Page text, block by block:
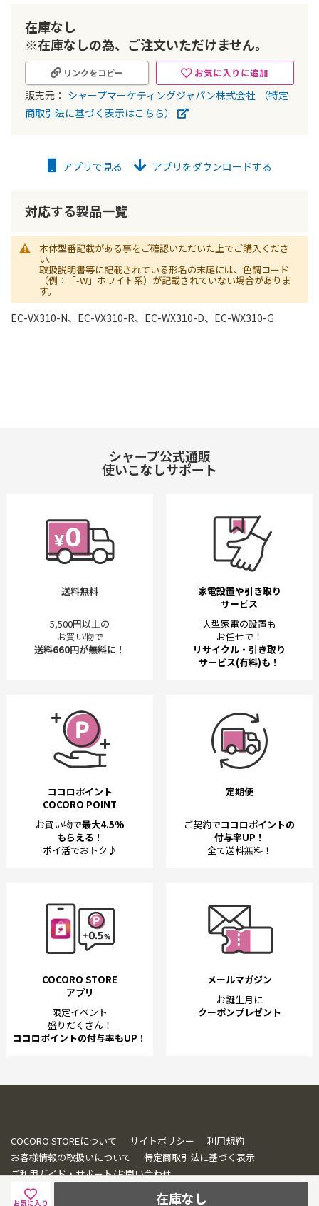
在庫なし
※在庫なしの為、ご注文いただけません。
お気に入りに追加
リンクをコピー
販売元： シャープマーケティングジャパン株式会社
（特定
商取引法に基づく表示はこちら）
動
アプリで見る アプリをダウンロードする
対応する製品一覧
本体型番記載がある事をご確認いただいた上でご購入くださ
い。
取扱説明書等に記載されている形名の末尾には、色調コード
（例：「-W」ホワイト系）が記載されていない場合がありま
す。
EC-VX310-N、EC-VX310-R、EC-WX310-D、EC-WX310-G
在庫なし
お気に入り
シャープ公式通販
使いこなしサポート
送料無料
5,500円以上の
お買い物で
送料660円が無料に！
家電設置や引き取り
サービス
大型家電の設置も
お任せで！
リサイクル・引き取り
サービス(有料)も！
ココロポイント
COCORO POINT
お買い物で最大4.5%
もらえる！
ポイ活でおトク♪
定期便
ご契約でココロポイントの
付与率UP！
全て送料無料！
COCORO STORE
アプリ
限定イベント
盛りだくさん！
ココロポイントの付与率もUP！
メールマガジン
お誕生月に
クーポンプレゼント
COCORO STOREについて サイトポリシー
利用規約
お客様情報の取扱いについて
特定商取引法に基づく表示
ご利用ガイド・サポート/お問い合わせ